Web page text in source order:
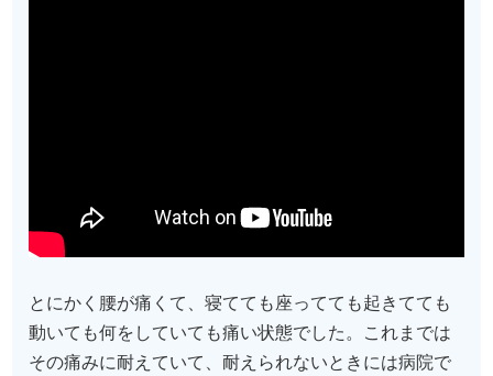
とにかく腰が痛くて、寝てても座ってても起きてても
動いても何をしていても痛い状態でした。これまでは
その痛みに耐えていて、耐えられないときには病院で